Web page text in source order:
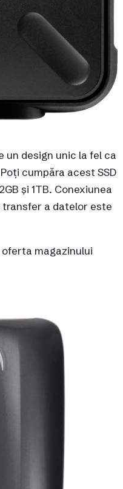
un design unic la fel ca
cumpăra acest SSD
și 1TB. Conexiunea
transfer a datelor este
magazinului